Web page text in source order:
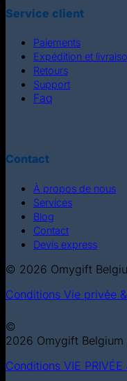
Service client
Paiements
Expédition et
Retours
Support
Faq
Contact
À propos de nous
Services
Blog
Contact
Devis express
© 2026 Omygift
Conditions Vie privée
©
2026 Omygift Belgium
Conditions VIE PRIVÉE